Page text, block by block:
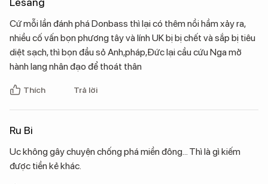
Cứ mỗi lần đánh phá Donbass thì lại có thêm nồi hầm xảy ra,
nhiều cố vấn bọn phương tây và lính UK bị bị chết và sắp bị tiêu
diệt sạch, thì bọn đầu sỏ Anh,pháp,Đức lại cầu cứu Nga mở
hành lang nhân đạo để thoát thân
Thích Trả lời
Ru Bi
Uc không gây chuyện chống phá miền đông... Thì là gì kiếm
được tiền kẻ khác.